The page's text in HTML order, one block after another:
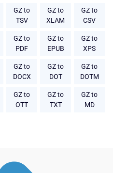
GZ to
TSV
GZ to
XLAM
GZ to
CSV
GZ to
PDF
GZ to
EPUB
GZ to
XPS
GZ to
DOCX
GZ to
DOT
GZ to
DOTM
GZ to
OTT
GZ to
TXT
GZ to
MD